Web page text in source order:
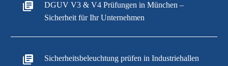
DGUV V3 & V4 Prüfungen in München –
Sicherheit für Ihr Unternehmen
Sicherheitsbeleuchtung prüfen in Industriehallen